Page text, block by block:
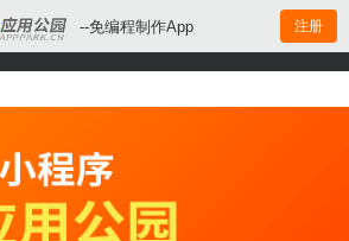
--免编程制作App 注册